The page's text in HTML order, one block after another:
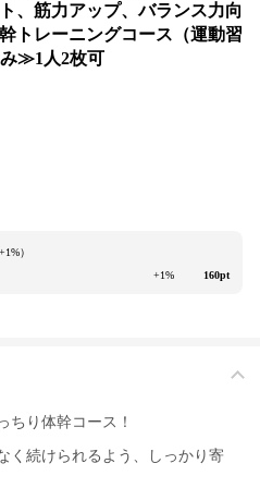
、筋力アップ、バランス力向
トレーニングコース（運動習
≫1人2枚可
1%）
+1% 160pt
ちり体幹コース！
く続けられるよう、しっかり寄